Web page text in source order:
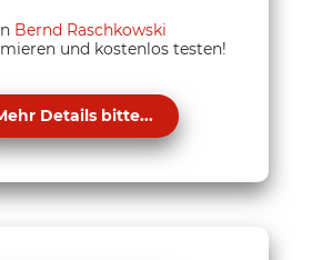
Bernd Raschkowski
und kostenlos testen!
Details bitte...